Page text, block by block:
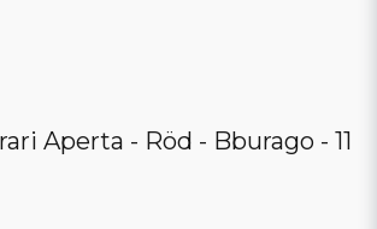
Aperta - Röd - Bburago - 11